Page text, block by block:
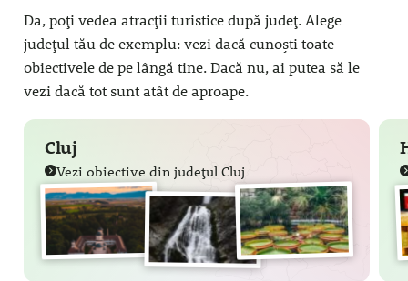
Da, poți vedea atracții turistice după județ. Alege
județul tău de exemplu: vezi dacă cunoști toate
obiectivele de pe lângă tine. Dacă nu, ai putea să le
vezi dacă tot sunt atât de aproape.
Cluj
Vezi obiective din județul Cluj